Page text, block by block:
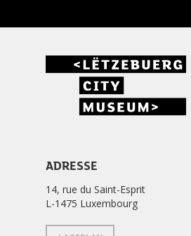
ADRESSE
14, rue du Saint-Esprit
L-1475 Luxembourg